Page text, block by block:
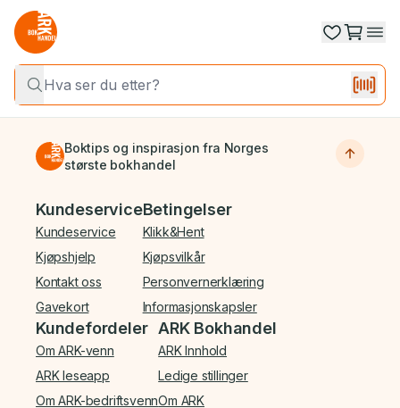
Boktips og inspirasjon fra Norges
største bokhandel
Bunnmeny
Kundeservice
Kundeservice
Kjøpshjelp
Kontakt oss
Gavekort
Betingelser
Klikk&Hent
Kjøpsvilkår
Personvernerklæring
Informasjonskapsler
Kundefordeler
Om ARK-venn
ARK leseapp
Om ARK-bedriftsvenn
ARK Bokhandel
ARK Innhold
Ledige stillinger
Om ARK